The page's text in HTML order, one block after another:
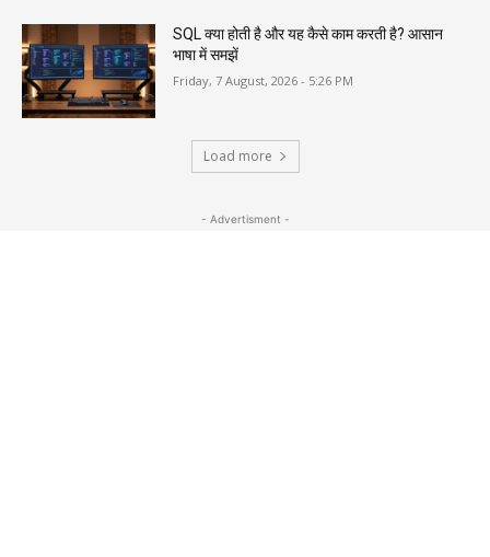
SQL क्या होती है और यह कैसे काम करती है? आसान
भाषा में समझें
Friday, 7 August, 2026 - 5:26 PM
Load more
- Advertisment -